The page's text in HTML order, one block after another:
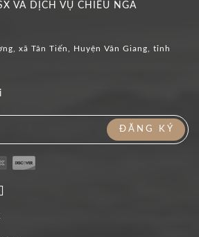
VÀ DỊCH VỤ CHIỀU NGA
xã Tân Tiến, Huyện Văn Giang, tỉnh
ĐĂNG KÝ